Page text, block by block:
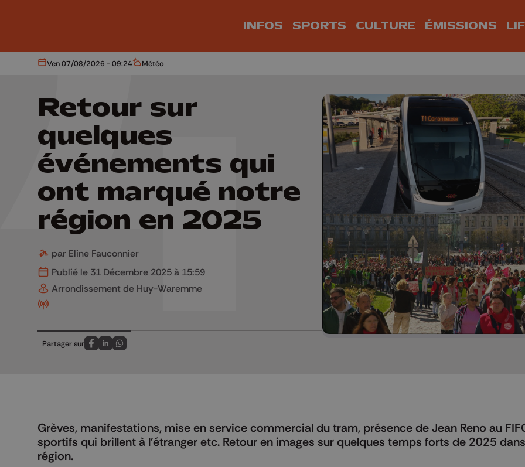
INFOS SPORTS CULTURE ÉMISSIONS
Aujourd'hui
Ven 07/08/2026 - 09:24 Météo
Météo
Retour sur
quelques
événements qui
ont marqué notre
région en 2025
par Eline Fauconnier
Publié le 31 Décembre 2025 à 15:59
Arrondissement de Huy-Waremme
Partager sur
Partagez sur FaceBook
Partagez sur LinkedIn
Partagez sur Whatsapp
Grèves, manifestations, mise en service commercial du tram, présence de Jean Reno au
sportifs qui brillent à l'étranger etc. Retour en images sur quelques temps forts de 2025
région.